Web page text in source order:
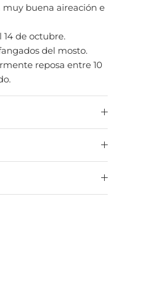
muy buena aireación e
de octubre.
del mosto.
reposa entre 10